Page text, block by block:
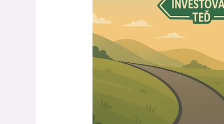
i
když
je
trh
čekat
na